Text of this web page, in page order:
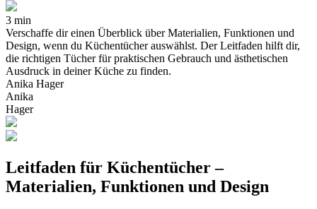
3 min
Verschaffe dir einen Überblick über Materialien, Funktionen und
Design, wenn du Küchentücher auswählst. Der Leitfaden hilft dir,
die richtigen Tücher für praktischen Gebrauch und ästhetischen
Ausdruck in deiner Küche zu finden.
Anika Hager
Anika
Hager
Leitfaden für Küchentücher –
Materialien, Funktionen und Design